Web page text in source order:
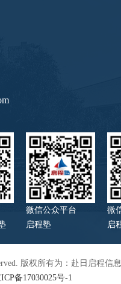
微信公众平台
启程塾
微
启
版权所有为：赴日启程信
备17030025号-1